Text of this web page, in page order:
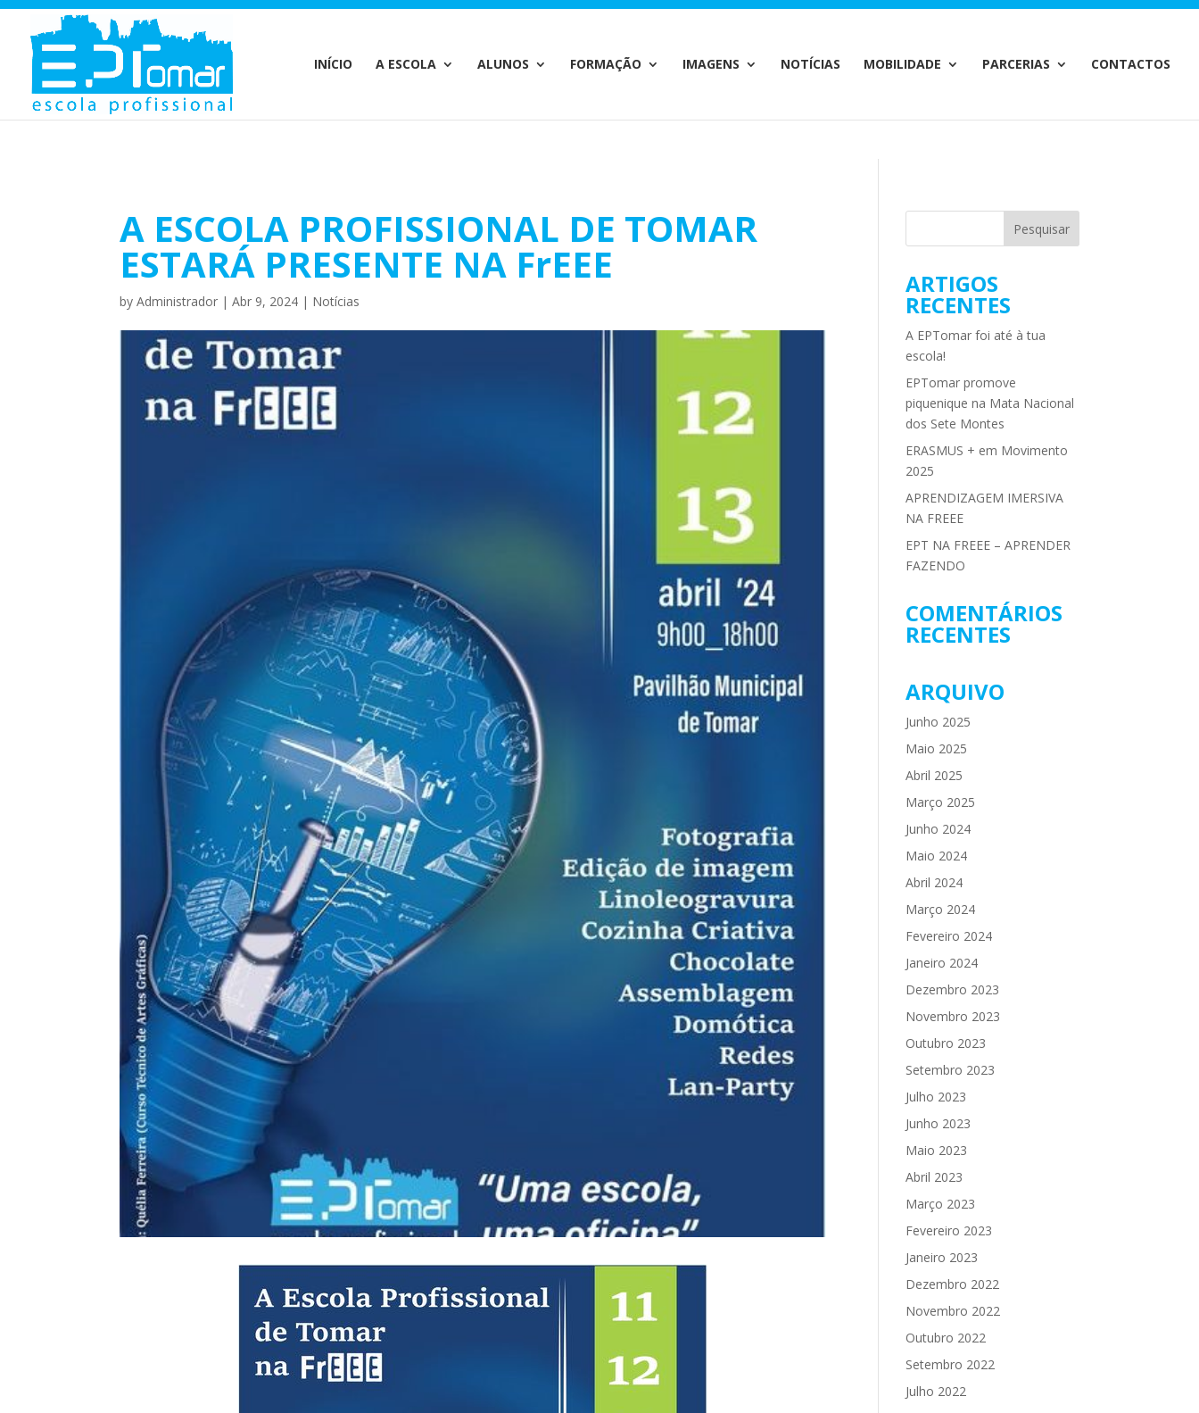
Warning: Undefined array key 1 in/home/escolaprofission/public_html/wp-content/plugins/wp-private-content-pro/lib/Drewm/MailChimp.php
INÍCIO
A ESCOLA ALUNOS FORMAÇÃO IMAGENS NOTÍCIAS MOBILIDADE PARCERIAS CONTACTOS
A ESCOLA PROFISSIONAL DE TOMAR
ESTARÁ PRESENTE NA FrEEE
byAdministrador |Abr 9, 2024 | Notícias
ARTIGOS
RECENTES
A EPTomar foi até à tua
escola!
EPTomar promove
piquenique na Mata Nacional
dos Sete Montes
ERASMUS + em Movimento
2025
APRENDIZAGEM IMERSIVA
NA FREEE
EPT NA FREEE – APRENDER
FAZENDO
COMENTÁRIOS
RECENTES
ARQUIVO
Junho 2025
Maio 2025
Abril 2025
Março 2025
Junho 2024
Maio 2024
Abril 2024
Março 2024
Fevereiro 2024
Janeiro 2024
Dezembro 2023
Novembro 2023
Outubro 2023
Setembro 2023
Julho 2023
Junho 2023
Maio 2023
Abril 2023
Março 2023
Fevereiro 2023
Janeiro 2023
Dezembro 2022
Novembro 2022
Outubro 2022
Setembro 2022
Julho 2022